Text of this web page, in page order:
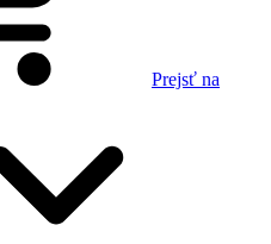
Prejsť na